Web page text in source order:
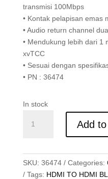
transmisi 100Mbps
• Kontak pelapisan emas
• Audio return channel
• Mendukung lebih dari 1
xvTCC
• Sesuai dengan
• PN : 36474
In stock
HDMI
HDMI
to
Add
SKU: 36474 Categories:
Tags: HDMI TO HDMI